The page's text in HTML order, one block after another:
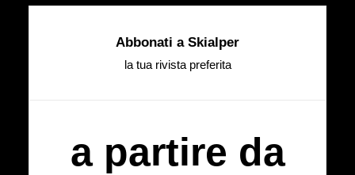
Abbonati a Skialper
la tua rivista preferita
a partire da